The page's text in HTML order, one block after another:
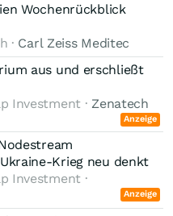
Wochenrückblick
· Carl Zeiss Meditec
aus und erschließt
Investment · Zenatech
Anzeige
Krieg neu denkt
Investment ·
Anzeige